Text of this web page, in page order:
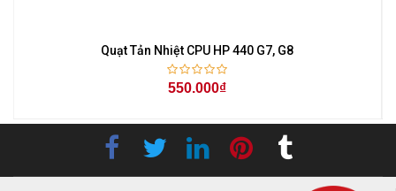
Quạt Tản Nhiệt CPU HP 440 G7, G8
550.000₫